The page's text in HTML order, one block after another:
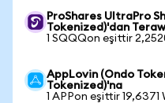
ProShares UltraPro
Tokenized)'dan
1 SQQQon eşittir
AppLovin (Ondo
Tokenized)'na
1 APPon eşittir 19,6371